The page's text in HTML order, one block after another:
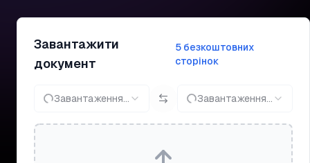
Завантажити
документ
5 безкоштовних
сторінок
Завантаження... Завантаження...